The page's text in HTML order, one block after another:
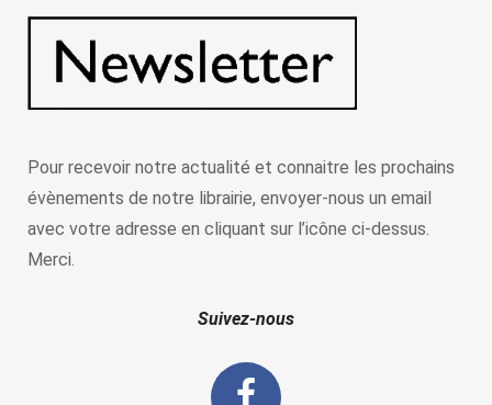
Pour recevoir notre actualité et connaitre les prochains
évènements de notre librairie, envoyer-nous un email
avec votre adresse en cliquant sur l’icône ci-dessus.
Merci.
Suivez-nous